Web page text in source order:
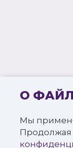
О
Мы
Продолжая